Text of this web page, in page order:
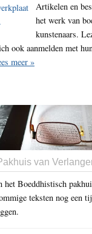
Artikelen en
het werk van
kunstenaars.
ook aanmelden met
meer »
van
het Boeddhistisch
teksten nog een